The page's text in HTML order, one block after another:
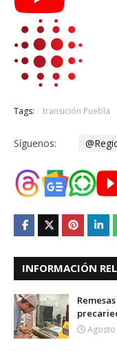
Tags: transición Puebla
Síguenos:
INFORMACIÓN
Agosto